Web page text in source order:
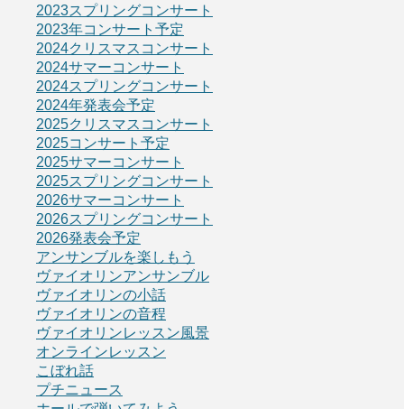
2023スプリングコンサート
2023年コンサート予定
2024クリスマスコンサート
2024サマーコンサート
2024スプリングコンサート
2024年発表会予定
2025クリスマスコンサート
2025コンサート予定
2025サマーコンサート
2025スプリングコンサート
2026サマーコンサート
2026スプリングコンサート
2026発表会予定
アンサンブルを楽しもう
ヴァイオリンアンサンブル
ヴァイオリンの小話
ヴァイオリンの音程
ヴァイオリンレッスン風景
オンラインレッスン
こぼれ話
プチニュース